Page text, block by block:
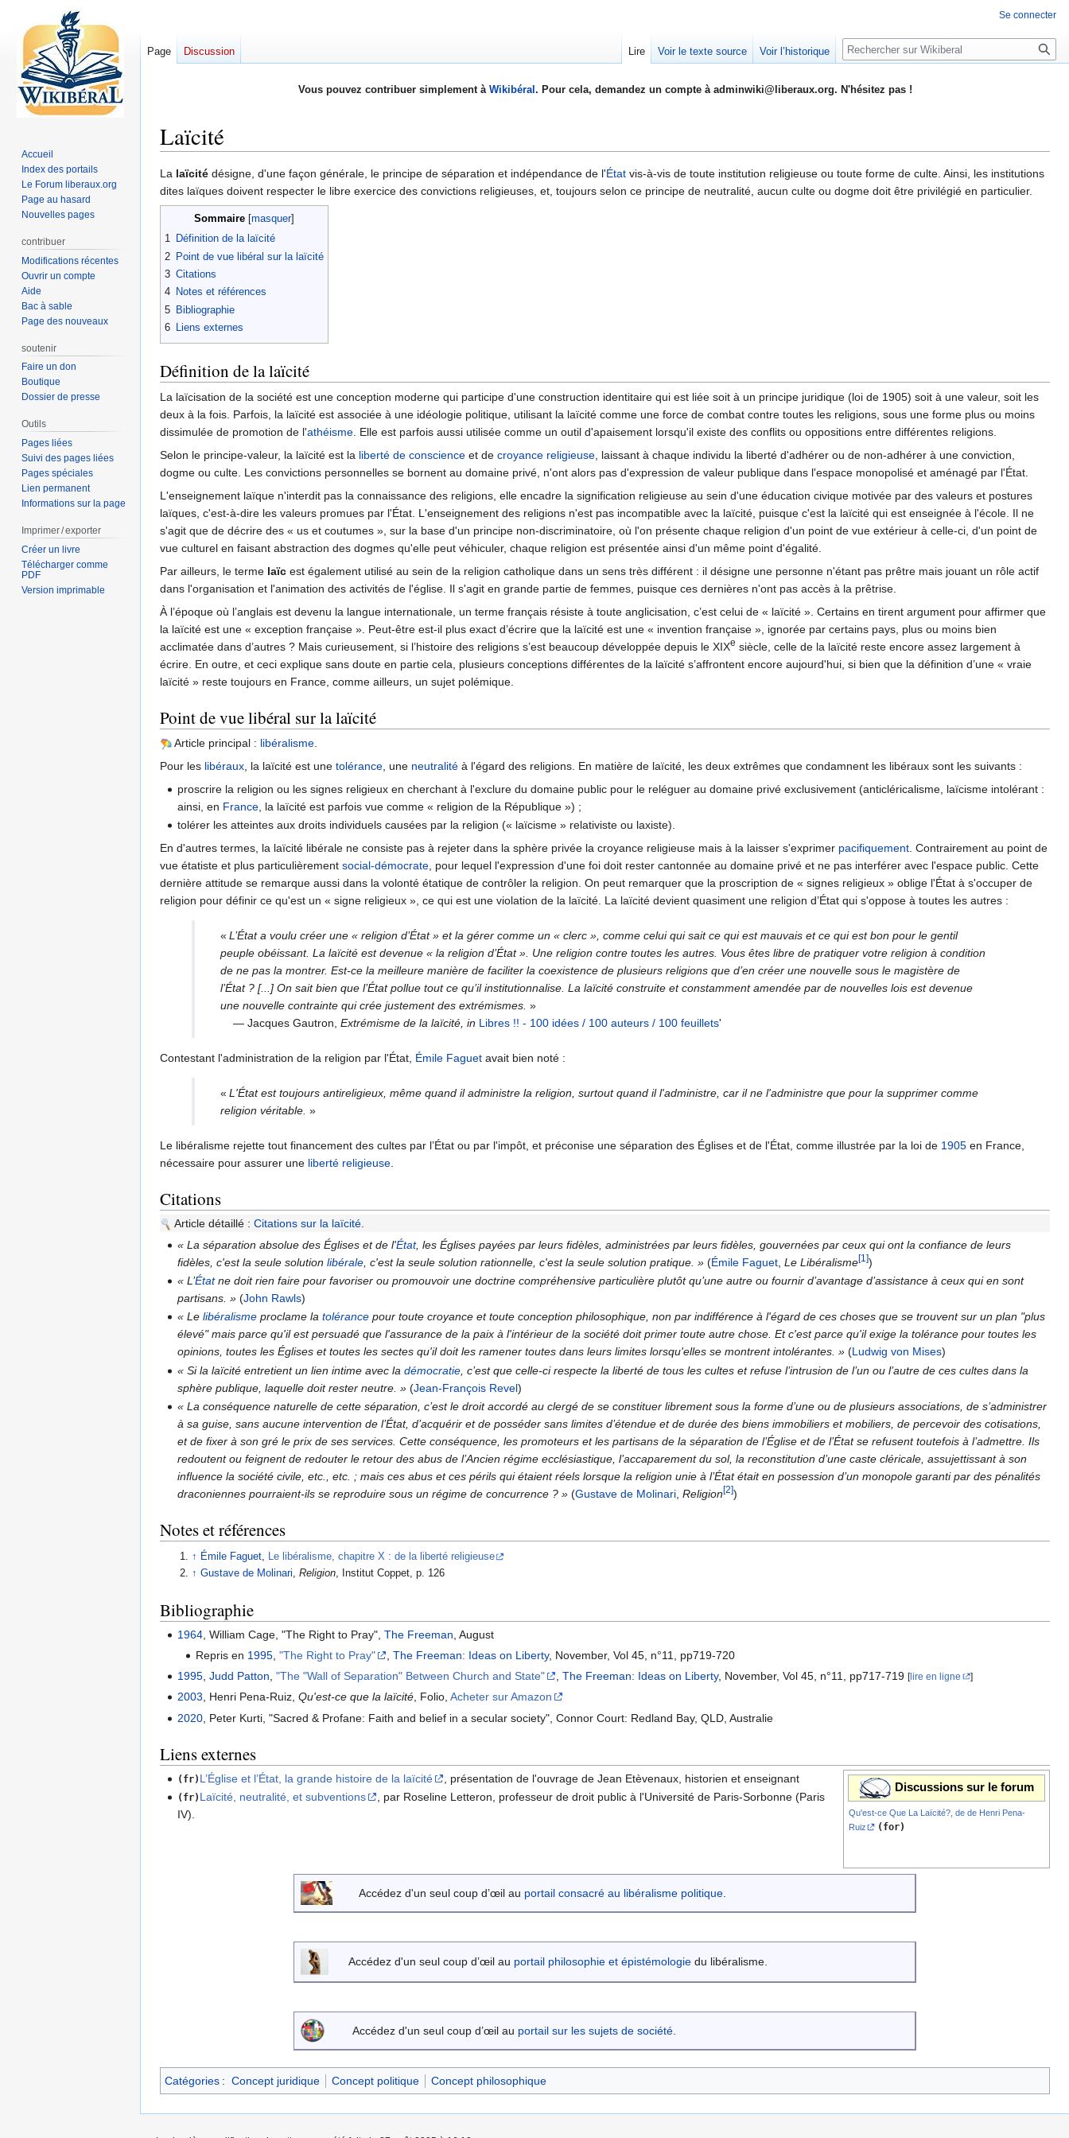
Vous pouvez contribuer simplement à Wikibéral . Pour cela, demandez un compte à adminwiki@liberaux.org. N'hésitez pas !
Laïcité
Aller
à
la
navigation
Aller
à
la
recherche
La laïcité désigne, d'une façon générale, le principe de séparation et indépendance de l'État vis-à-vis de toute institution religieuse ou toute forme de culte. Ainsi, les institutions
dites laïques doivent respecter le libre exercice des convictions religieuses, et, toujours selon ce principe de neutralité, aucun culte ou dogme doit être privilégié en particulier.
Sommaire
1 Définition de la laïcité
2 Point de vue libéral sur la laïcité
3 Citations
4 Notes et références
5 Bibliographie
6 Liens externes
Définition de la laïcité
La laïcisation de la société est une conception moderne qui participe d'une construction identitaire qui est liée soit à un principe juridique (loi de 1905) soit à une valeur, soit les
deux à la fois. Parfois, la laïcité est associée à une idéologie politique, utilisant la laïcité comme une force de combat contre toutes les religions, sous une forme plus ou moins
dissimulée de promotion de l'athéisme. Elle est parfois aussi utilisée comme un outil d'apaisement lorsqu'il existe des conflits ou oppositions entre différentes religions.
Selon le principe-valeur, la laïcité est la liberté de conscience et de croyance religieuse, laissant à chaque individu la liberté d'adhérer ou de non-adhérer à une conviction,
dogme ou culte. Les convictions personnelles se bornent au domaine privé, n'ont alors pas d'expression de valeur publique dans l'espace monopolisé et aménagé par l'État.
L'enseignement laïque n'interdit pas la connaissance des religions, elle encadre la signification religieuse au sein d'une éducation civique motivée par des valeurs et postures
laïques, c'est-à-dire les valeurs promues par l'État. L'enseignement des religions n'est pas incompatible avec la laïcité, puisque c'est la laïcité qui est enseignée à l'école. Il ne
s'agit que de décrire des « us et coutumes », sur la base d'un principe non-discriminatoire, où l'on présente chaque religion d'un point de vue extérieur à celle-ci, d'un point de
vue culturel en faisant abstraction des dogmes qu'elle peut véhiculer, chaque religion est présentée ainsi d'un même point d'égalité.
Par ailleurs, le terme laïc est également utilisé au sein de la religion catholique dans un sens très différent : il désigne une personne n'étant pas prêtre mais jouant un rôle actif
dans l'organisation et l'animation des activités de l'église. Il s'agit en grande partie de femmes, puisque ces dernières n'ont pas accès à la prêtrise.
À l’époque où l’anglais est devenu la langue internationale, un terme français résiste à toute anglicisation, c’est celui de « laïcité ». Certains en tirent argument pour affirmer que
la laïcité est une « exception française ». Peut-être est-il plus exact d’écrire que la laïcité est une « invention française », ignorée par certains pays, plus ou moins bien
acclimatée dans d’autres ? Mais curieusement, si l’histoire des religions s’est beaucoup développée depuis le XIXe siècle, celle de la laïcité reste encore assez largement à
écrire. En outre, et ceci explique sans doute en partie cela, plusieurs conceptions différentes de la laïcité s’affrontent encore aujourd'hui, si bien que la définition d’une « vraie
laïcité » reste toujours en France, comme ailleurs, un sujet polémique.
Point de vue libéral sur la laïcité
Article principal : libéralisme
Pour les libéraux , la laïcité est une tolérance , une neutralité à l'égard des religions. En matière de laïcité, les deux extrêmes que condamnent les libéraux sont les suivants :
proscrire la religion ou les signes religieux en cherchant à l'exclure du domaine public pour le reléguer au domaine privé exclusivement (anticléricalisme, laïcisme intolérant :
ainsi, en France , la laïcité est parfois vue comme « religion de la République ») ;
tolérer les atteintes aux droits individuels causées par la religion (« laïcisme » relativiste ou laxiste).
En d'autres termes, la laïcité libérale ne consiste pas à rejeter dans la sphère privée la croyance religieuse mais à la laisser s'exprimer pacifiquement . Contrairement au point de
vue étatiste et plus particulièrement social-démocrate , pour lequel l'expression d'une foi doit rester cantonnée au domaine privé et ne pas interférer avec l'espace public. Cette
dernière attitude se remarque aussi dans la volonté étatique de contrôler la religion. On peut remarquer que la proscription de « signes religieux » oblige l'État à s'occuper de
religion pour définir ce qu'est un « signe religieux », ce qui est une violation de la laïcité. La laïcité devient quasiment une religion d’État qui s'oppose à toutes les autres :
« L’État a voulu créer une « religion d’État » et la gérer comme un « clerc », comme celui qui sait ce qui est mauvais et ce qui est bon pour le gentil
peuple obéissant. La laïcité est devenue « la religion d’État ». Une religion contre toutes les autres. Vous êtes libre de pratiquer votre religion à condition
de ne pas la montrer. Est-ce la meilleure manière de faciliter la coexistence de plusieurs religions que d’en créer une nouvelle sous le magistère de
l’État ? [...] On sait bien que l’État pollue tout ce qu’il institutionnalise. La laïcité construite et constamment amendée par de nouvelles lois est devenue
une nouvelle contrainte qui crée justement des extrémismes. »
— Jacques Gautron, Extrémisme de la laïcité, in Libres !! - 100 idées / 100 auteurs / 100 feuillets'
Contestant l'administration de la religion par l'État, Émile Faguet avait bien noté :
« L'État est toujours antireligieux, même quand il administre la religion, surtout quand il l'administre, car il ne l'administre que pour la supprimer comme
religion véritable. »
Le libéralisme rejette tout financement des cultes par l’État ou par l'impôt, et préconise une séparation des Églises et de l'État, comme illustrée par la loi de 1905 en France,
nécessaire pour assurer une liberté religieuse
Citations
Article détaillé : Citations sur la laïcité.
« La séparation absolue des Églises et de l'État, les Églises payées par leurs fidèles, administrées par leurs fidèles, gouvernées par ceux qui ont la confiance de leurs
fidèles, c'est la seule solutionlibérale , c'est la seule solution rationnelle, c'est la seule solution pratique. » (Émile Faguet ,Le Libéralisme[1])
« L’Étatne doit rien faire pour favoriser ou promouvoir une doctrine compréhensive particulière plutôt qu’une autre ou fournir d’avantage d’assistance à ceux qui en sont
partisans. » (John Rawls)
« Lelibéralisme proclame latolérance pour toute croyance et toute conception philosophique, non par indifférence à l'égard de ces choses que se trouvent sur un plan "plus
élevé" mais parce qu'il est persuadé que l'assurance de la paix à l'intérieur de la société doit primer toute autre chose. Et c'est parce qu'il exige la tolérance pour toutes les
opinions, toutes les Églises et toutes les sectes qu'il doit les ramener toutes dans leurs limites lorsqu'elles se montrent intolérantes. » (Ludwig von Mises)
« Si la laïcité entretient un lien intime avec ladémocratie , c’est que celle-ci respecte la liberté de tous les cultes et refuse l’intrusion de l’un ou l’autre de ces cultes dans la
sphère publique, laquelle doit rester neutre. » (Jean-François Revel)
« La conséquence naturelle de cette séparation, c’est le droit accordé au clergé de se constituer librement sous la forme d’une ou de plusieurs associations, de s’administrer
à sa guise, sans aucune intervention de l’État, d’acquérir et de posséder sans limites d’étendue et de durée des biens immobiliers et mobiliers, de percevoir des cotisations,
et de fixer à son gré le prix de ses services. Cette conséquence, les promoteurs et les partisans de la séparation de l’Église et de l’État se refusent toutefois à l’admettre. Ils
redoutent ou feignent de redouter le retour des abus de l’Ancien régime ecclésiastique, l’accaparement du sol, la reconstitution d’une caste cléricale, assujettissant à son
influence la société civile, etc., etc. ; mais ces abus et ces périls qui étaient réels lorsque la religion unie à l’État était en possession d’un monopole garanti par des pénalités
draconiennes pourraient-ils se reproduire sous un régime de concurrence ? » (Gustave de Molinari ,Religion[2])
Notes et références
↑ Émile Faguet, Le libéralisme, chapitre X : de la liberté religieuse
↑ Gustave de Molinari,Religion, Institut Coppet, p. 126
Bibliographie
1964 , William Cage, "The Right to Pray",The Freeman , August
Repris en 1995, "The Right to Pray" The Freeman: Ideas on Liberty, November, Vol 45, n°11, pp719-720
1995,Judd Patton,"The "Wall of Separation" Between Church and State" ,The Freeman: Ideas on Liberty, November, Vol 45, n°11, pp717-719[lire en ligne ]
2003, Henri Pena-Ruiz,Qu'est-ce que la laïcité, Folio,Acheter sur Amazon
2020 , Peter Kurti, "Sacred & Profane: Faith and belief in a secular society", Connor Court: Redland Bay, QLD, Australie
Liens externes
Discussions sur le forum
Qu'est-ce Que La Laïcité?, de de Henri Pena-
Ruiz
(for)
(fr) L’Église et l’État, la grande histoire de la laïcité , présentation de l'ouvrage de Jean Etèvenaux, historien et enseignant
(fr) Laïcité, neutralité, et subventions
, par Roseline Letteron, professeur de droit public à l'Université de Paris-Sorbonne (Paris
IV).
Accédez d'un seul coup d’œil au portail consacré au libéralisme politique
Accédez d'un seul coup d’œil au portail philosophie et épistémologie du libéralisme.
Accédez d'un seul coup d’œil au portail sur les sujets de société
Catégories : Concept juridique Concept politique Concept philosophique
Se connecter
Page Discussion Lire Voir le texte source Voir l’historique Rechercher
Accueil
Index des portails
Le Forum liberaux.org
Page au hasard
Nouvelles pages
contribuer
Modifications récentes
Ouvrir un compte
Aide
Bac à sable
Page des nouveaux
soutenir
Faire un don
Boutique
Dossier de presse
Outils
Pages liées
Suivi des pages liées
Pages spéciales
Lien permanent
Informations sur la page
Imprimer / exporter
Créer un livre
Télécharger comme
PDF
Version imprimable